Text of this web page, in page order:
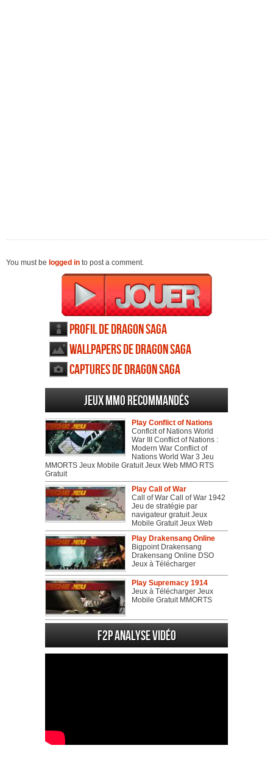
You must be logged in to post a comment.
Profil de Dragon Saga
Wallpapers de Dragon Saga
Captures de Dragon Saga
Jeux MMO recommandés
Play Conflict of Nations
Conflcit of Nations World
War III Conflict of Nations :
Modern War Conflict of
Nations World War 3 Jeu
MMORTS Jeux Mobile Gratuit Jeux Web MMO RTS
Gratuit
Play Call of War
Call of War Call of War 1942
Jeu de stratégie par
navigateur gratuit Jeux
Mobile Gratuit Jeux Web
Play Drakensang Online
Bigpoint Drakensang
Drakensang Online DSO
Jeux à Télécharger
Play Supremacy 1914
Jeux à Télécharger Jeux
Mobile Gratuit MMORTS
F2P Analyse vidéo